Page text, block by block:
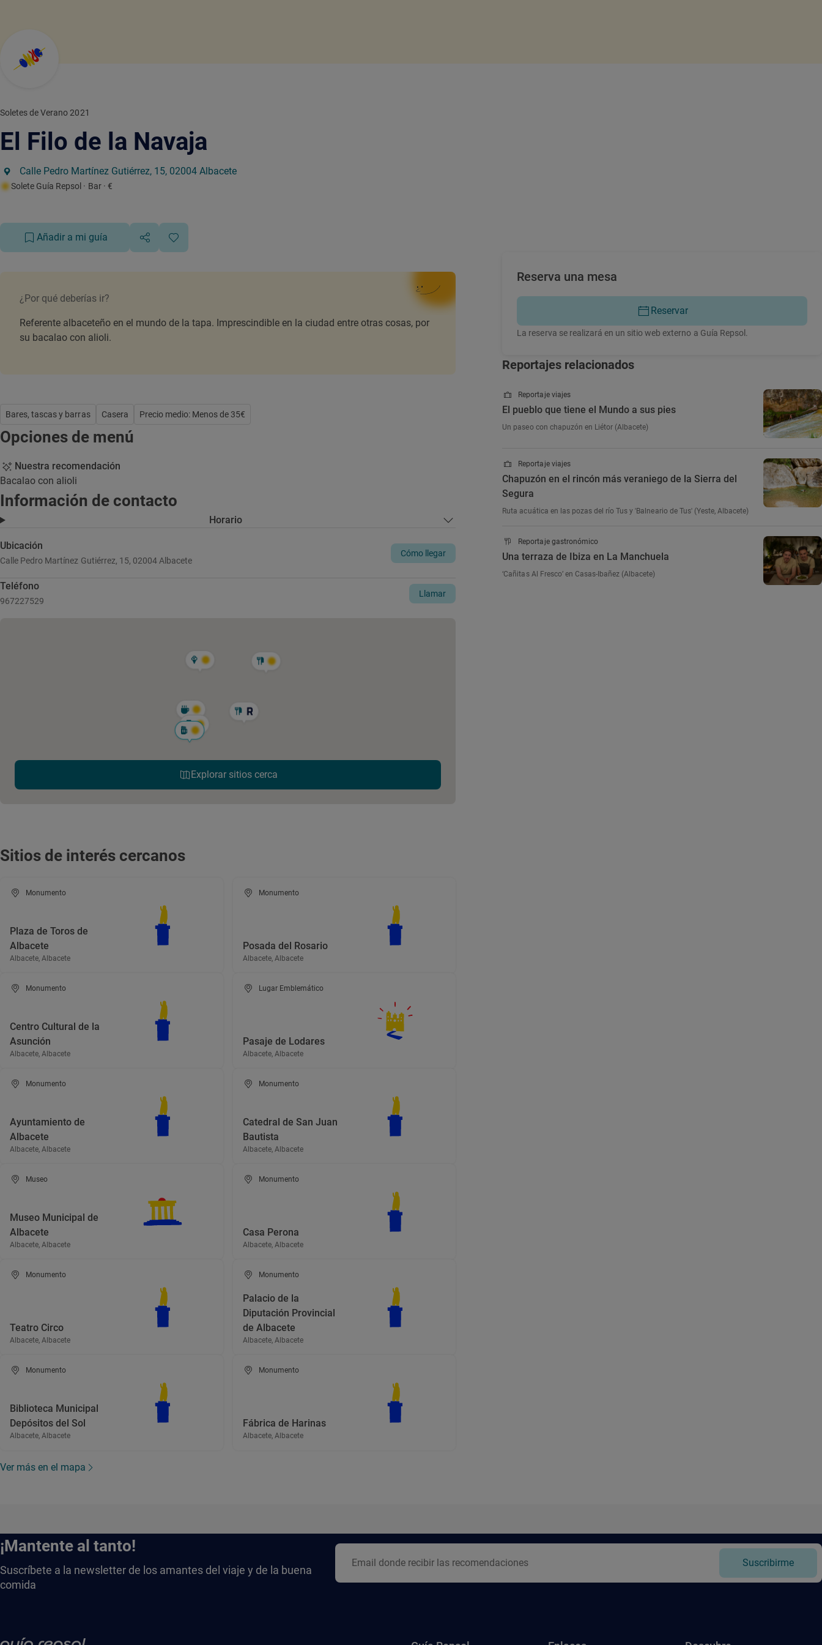
Soletes de Verano 2021
El Filo de la Navaja
Calle Pedro Martínez Gutiérrez, 15, 02004 Albacete
Solete Guía Repsol · Bar · €
Añadir a mi guía
¿Por qué deberías ir?
Referente albaceteño en el mundo de la tapa. Imprescindible en la ciudad entre otras cosas, por
su bacalao con alioli.
Bares, tascas y barras Casera Precio medio: Menos de 35€
Opciones de menú
Nuestra recomendación
Bacalao con alioli
Información de contacto
Horario
Ubicación
Calle Pedro Martínez Gutiérrez, 15, 02004 Albacete
Cómo llegar
Teléfono
967227529
Llamar
Explorar sitios cerca
Sitios de interés cercanos
Monumento
Plaza de Toros de
Albacete
Albacete, Albacete
Monumento
Posada del Rosario
Albacete, Albacete
Monumento
Centro Cultural de la
Asunción
Albacete, Albacete
Lugar Emblemático
Pasaje de Lodares
Albacete, Albacete
Monumento
Ayuntamiento de
Albacete
Albacete, Albacete
Monumento
Catedral de San Juan
Bautista
Albacete, Albacete
Museo
Museo Municipal de
Albacete
Albacete, Albacete
Monumento
Casa Perona
Albacete, Albacete
Monumento
Teatro Circo
Albacete, Albacete
Monumento
Palacio de la
Diputación Provincial
de Albacete
Albacete, Albacete
Monumento
Biblioteca Municipal
Depósitos del Sol
Albacete, Albacete
Monumento
Fábrica de Harinas
Albacete, Albacete
Ver más en el mapa
Reserva una mesa
Reservar
La reserva se realizará en un sitio web externo a Guía Repsol.
Reportajes relacionados
Reportaje viajes
El pueblo que tiene el Mundo a sus pies
Un paseo con chapuzón en Liétor (Albacete)
Reportaje viajes
Chapuzón en el rincón más veraniego de la Sierra del
Segura
Ruta acuática en las pozas del río Tus y 'Balneario de Tus' (Yeste, Albacete)
Reportaje gastronómico
Una terraza de Ibiza en La Manchuela
‘Cañitas Al Fresco’ en Casas-Ibañez (Albacete)
¡Mantente al tanto!
Suscríbete a la newsletter de los amantes del viaje y de la buena
comida
Suscribirme